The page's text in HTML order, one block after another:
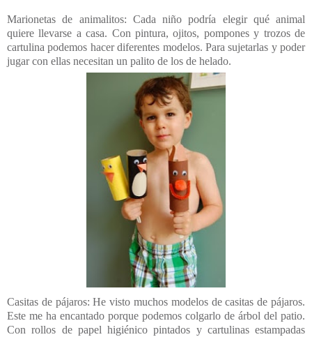
Marionetas de animalitos: Cada niño podría elegir qué animal
quiere llevarse a casa. Con pintura, ojitos, pompones y trozos de
cartulina podemos hacer diferentes modelos. Para sujetarlas y poder
jugar con ellas necesitan un palito de los de helado.
Casitas de pájaros: He visto muchos modelos de casitas de pájaros.
Este me ha encantado porque podemos colgarlo de árbol del patio.
Con rollos de papel higiénico pintados y cartulinas estampadas